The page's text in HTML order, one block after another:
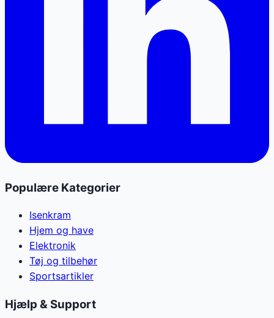
Populære Kategorier
Isenkram
Hjem og have
Elektronik
Tøj og tilbehør
Sportsartikler
Hjælp & Support